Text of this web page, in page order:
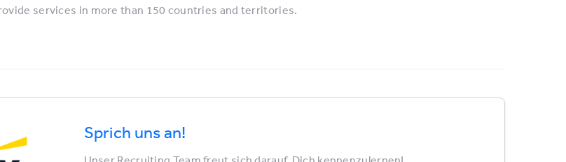
services in more than 150 countries and territories.
Sprich uns an!